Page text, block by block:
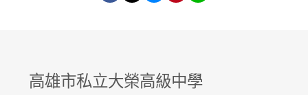
高雄市私立大榮高級中學